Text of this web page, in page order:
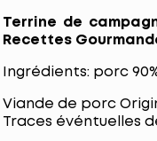
Terrine de
Recettes
Ingrédients: porc
Viande de porc
Traces événtuelles